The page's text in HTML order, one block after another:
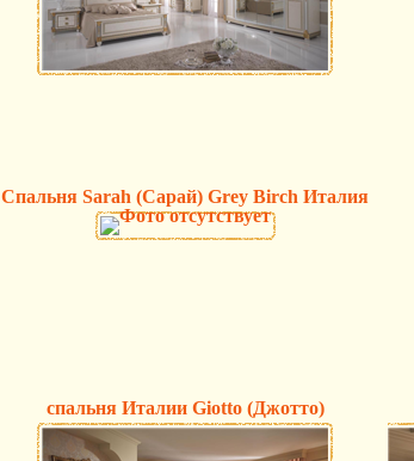
Спальня Sarah (Сарай) Grey Birch Италия
спальня Италии Giotto (Джотто)